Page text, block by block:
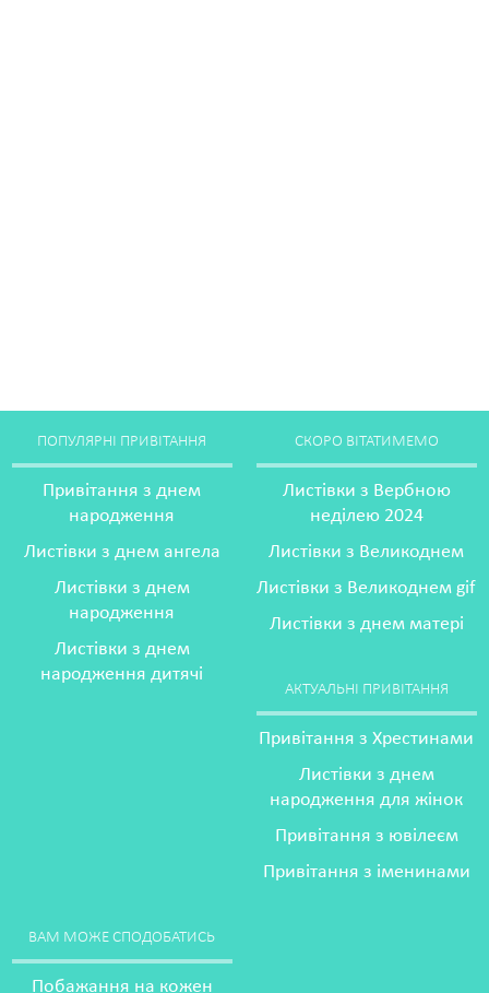
ПОПУЛЯРНІ ПРИВІТАННЯ
Привітання з днем
народження
Листівки з днем ангела
Листівки з днем
народження
Листівки з днем
народження дитячі
СКОРО ВІТАТИМЕМО
Листівки з Вербною
неділею 2024
Листівки з Великоднем
Листівки з Великоднем gif
Листівки з днем матері
АКТУАЛЬНІ ПРИВІТАННЯ
Привітання з Хрестинами
Листівки з днем
народження для жінок
Привітання з ювілеєм
Привітання з іменинами
ВАМ МОЖЕ СПОДОБАТИСЬ
Побажання на кожен